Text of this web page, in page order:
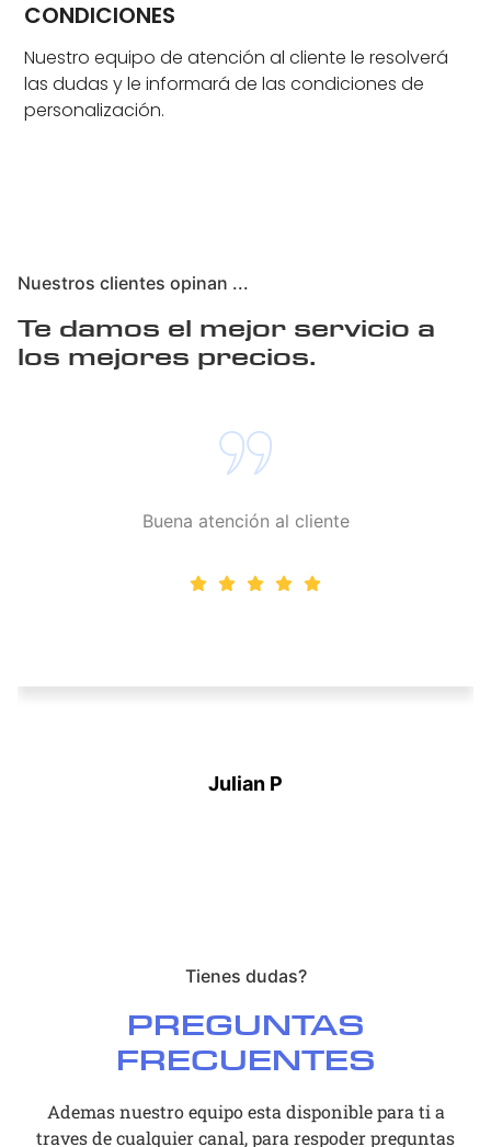
CONDICIONES
Nuestro equipo de atención al cliente le resolverá
las dudas y le informará de las condiciones de
personalización.
Nuestros clientes opinan ...
Te damos el mejor servicio a
los mejores precios.
Julian P
Buena atención al cliente
Tienes dudas?
PREGUNTAS
FRECUENTES
Ademas nuestro equipo esta disponible para ti a
traves de cualquier canal, para respoder preguntas